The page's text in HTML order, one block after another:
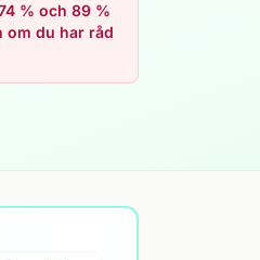
% och 89 %
om du har råd